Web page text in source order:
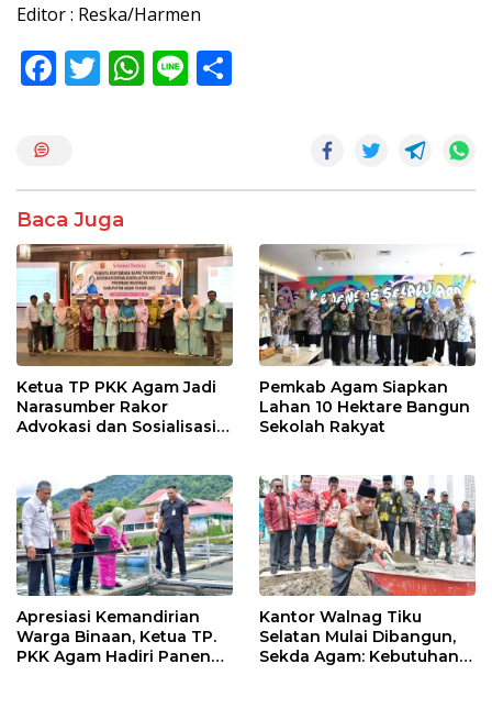
Editor : Reska/Harmen
F
o
o
k
T W
p
p
Li
Baca Juga
Ketua TP PKK Agam Jadi
Narasumber Rakor
Advokasi dan Sosialisasi
Pemkab Agam Siapkan
Lahan 10 Hektare Bangun
Sekolah Rakyat
Apresiasi Kemandirian
Warga Binaan, Ketua TP.
PKK Agam Hadiri Panen
Kantor Walnag Tiku
Selatan Mulai Dibangun,
Sekda Agam: Kebutuhan